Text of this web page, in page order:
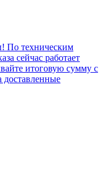
По техническим
сейчас работает
итоговую сумму с